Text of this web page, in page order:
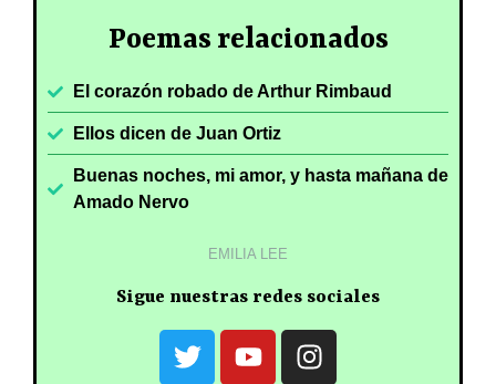
Poemas relacionados
El corazón robado de Arthur Rimbaud
Ellos dicen de Juan Ortiz
Buenas noches, mi amor, y hasta mañana de
Amado Nervo
EMILIA LEE
Sigue nuestras redes sociales